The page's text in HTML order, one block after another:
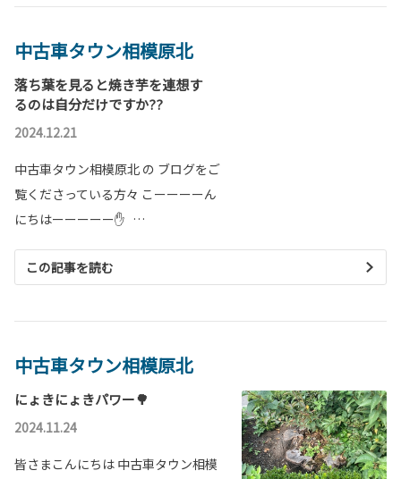
中古車タウン相模原北
落ち葉を見ると焼き芋を連想す
るのは自分だけですか??
2024.12.21
中古車タウン相模原北 の ブログをご
覧くださっている方々 こーーーーん
にちはーーーーー✋ …
この記事を読む
中古車タウン相模原北
にょきにょきパワー🌳
2024.11.24
皆さまこんにちは 中古車タウン相模